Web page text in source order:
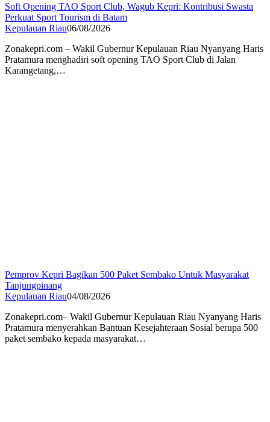
Soft Opening TAO Sport Club, Wagub Kepri: Kontribusi Swasta
Perkuat Sport Tourism di Batam
Kepulauan Riau06/08/2026
Zonakepri.com – Wakil Gubernur Kepulauan Riau Nyanyang Haris
Pratamura menghadiri soft opening TAO Sport Club di Jalan
Karangetang,…
Pemprov Kepri Bagikan 500 Paket Sembako Untuk Masyarakat
Tanjungpinang
Kepulauan Riau04/08/2026
Zonakepri.com– Wakil Gubernur Kepulauan Riau Nyanyang Haris
Pratamura menyerahkan Bantuan Kesejahteraan Sosial berupa 500
paket sembako kepada masyarakat…